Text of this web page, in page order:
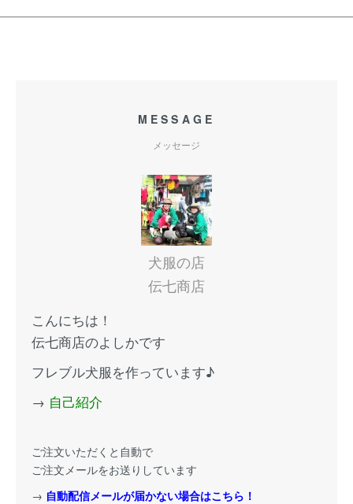
MESSAGE
メッセージ
犬服の店
伝七商店
こんにちは！
伝七商店のよしかです
フレブル犬服を作っています♪
→ 自己紹介
ご注文いただくと自動で
ご注文メールをお送りしています
→ 自動配信メールが届かない場合はこちら！